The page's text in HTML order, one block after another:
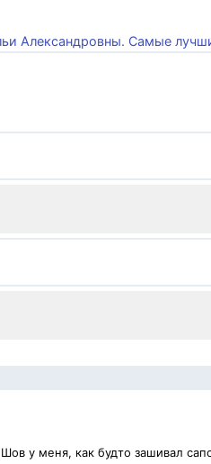
Александровны. Самые
у меня, как будто зашивал